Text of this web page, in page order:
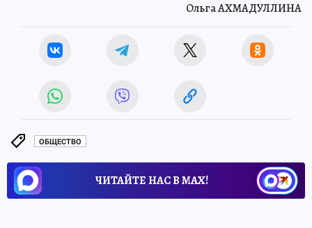
Ольга АХМАДУЛЛИНА
ОБЩЕСТВО
ЧИТАЙТЕ НАС В МАХ!